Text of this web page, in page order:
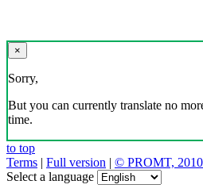
×
Sorry,
But you can currently translate no
time.
to top
Terms | Full version | © PROMT,
Select a language